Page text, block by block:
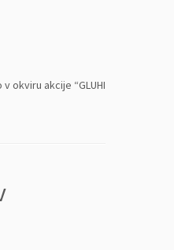
okviru akcije “GLUHI